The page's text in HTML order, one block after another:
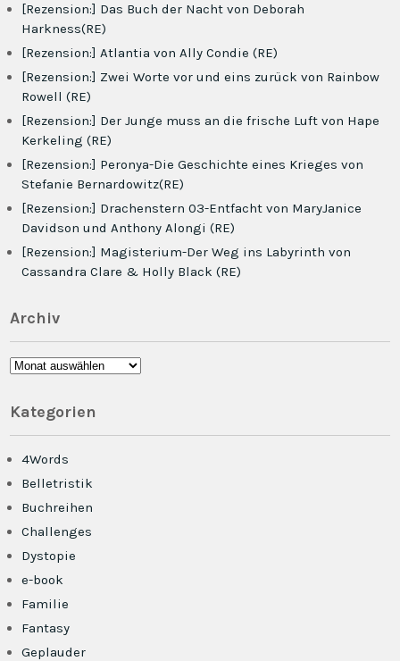
[Rezension:] Das Buch der Nacht von Deborah
Harkness(RE)
[Rezension:] Atlantia von Ally Condie (RE)
[Rezension:] Zwei Worte vor und eins zurück von Rainbow
Rowell (RE)
[Rezension:] Der Junge muss an die frische Luft von Hape
Kerkeling (RE)
[Rezension:] Peronya-Die Geschichte eines Krieges von
Stefanie Bernardowitz(RE)
[Rezension:] Drachenstern 03-Entfacht von MaryJanice
Davidson und Anthony Alongi (RE)
[Rezension:] Magisterium-Der Weg ins Labyrinth von
Cassandra Clare & Holly Black (RE)
Archiv
Archiv
Kategorien
4Words
Belletristik
Buchreihen
Challenges
Dystopie
e-book
Familie
Fantasy
Geplauder